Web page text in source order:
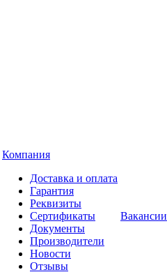
Компания
Доставка и оплата
Гарантия
Реквизиты
Сертификаты
Документы
Производители
Новости
Отзывы
Вакансии